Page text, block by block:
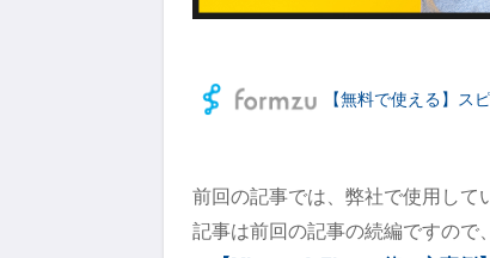
【無料で使える】ス
前回の記事では、弊社で使用して
記事は前回の記事の続編ですので